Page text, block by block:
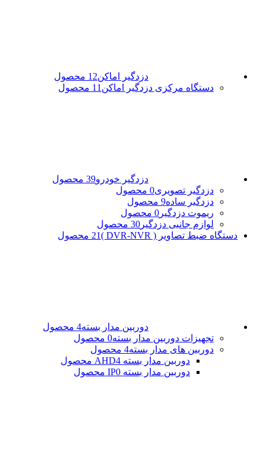
دزدگیر اماکن12 محصول
دستگاه مرکزی دزدگیر اماکن 11 محصول
دزدگیر خودرو39 محصول
دزدگیر تصویری0 محصول
دزدگیر ساده9 محصول
ریموت دزدگیر 0 محصول
لوازم جانبی دزدگیر 30 محصول
دستگاه ضبط تصاویر ( DVR-NVR )
21 محصول
دوربین مدار بسته4 محصول
تجهیزات دوربین مدار بسته0 محصول
دوربین های مدار بسته4 محصول
دوربین مدار بسته AHD 4 محصول
دوربین مدار بسته IP 0 محصول